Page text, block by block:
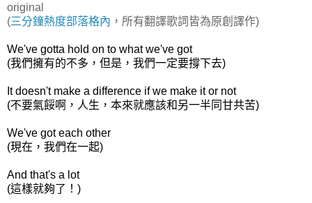
original
(三分鐘熱度部落格內 ，所有翻譯歌詞皆為原創譯作)
We've gotta hold on to what we've got
(我們擁有的不多，但是，我們一定要撐下去)
It doesn't make a difference if we make it or not
(不要氣餒啊，人生，本來就應該和另一半同甘共苦)
We've got each other
(現在，我們在一起)
And that's a lot
(這樣就夠了！)